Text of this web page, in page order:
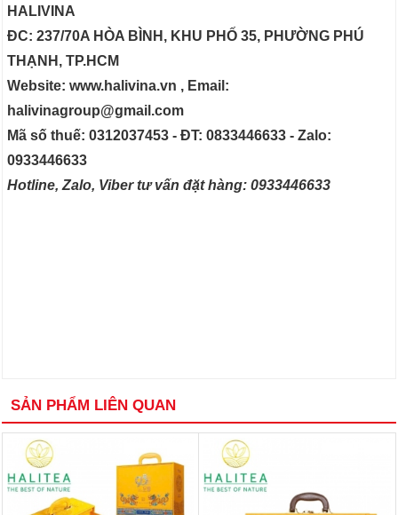
HALIVINA
ĐC: 237/70A HÒA BÌNH, KHU PHỐ 35, PHƯỜNG PHÚ
THẠNH, TP.HCM
Website: www.halivina.vn , Email:
halivinagroup@gmail.com
Mã số thuế: 0312037453 - ĐT: 0833446633 - Zalo:
0933446633
Hotline, Zalo, Viber tư vấn đặt hàng: 0933446633
SẢN PHẨM LIÊN QUAN